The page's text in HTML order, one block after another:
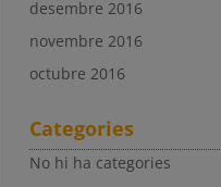
desembre 2016
novembre 2016
octubre 2016
Categories
No hi ha categories